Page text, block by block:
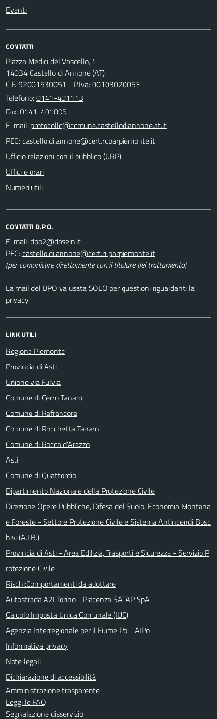
Eventi
CONTATTI
Piazza Medici del Vascello, 4
14034 Castello di Annone (AT)
C.F. 92001530051 - P.Iva: 00103020053
Telefono:0141-401113
Fax: 0141-401895
E-mail:
PEC:
Ufficio relazioni con il pubblico (URP)
Uffici e orari
Numeri utili
CONTATTI D.P.O.
E-mail:
PEC:
(per comunicare direttamente con il titolare del trattamento)
La mail del DPO va usata SOLO per questioni riguardanti la
privacy
LINK UTILI
Regione Piemonte
Provincia di Asti
Unione via Fulvia
Comune di Cerro Tanaro
Comune di Refrancore
Comune di Rocchetta Tanaro
Comune di Rocca d'Arazzo
Asti
Comune di Quattordio
Dipartimento Nazionale della Protezione Civile
Direzione Opere Pubbliche, Difesa del Suolo, Economia Montana
e Foreste - Settore Protezione Civile e Sistema Antincendi Bosc
hivi (A.LB.)
Provincia di Asti - Area Edilizia, Trasporti e Sicurezza - Servizio P
rotezione Civile
Rischi:Comportamenti da adottare
Autostrada A2I Torino - Piacenza SATAP SpA
Calcolo Imposta Unica Comunale (IUC)
Agenzia Interregionale per il Fiume Po - AIPo
Informativa privacy
Note legali
Dichiarazione di accessibilità
Amministrazione trasparente
Leggi le FAQ
Segnalazione disservizio